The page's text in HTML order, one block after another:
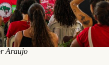
Araujo